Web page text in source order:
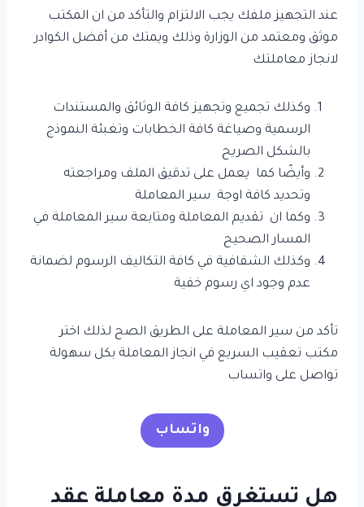
عند التجهيز ملفك يجب الالتزام والتأكد من ان المكتب
موثق ومعتمد من الوزارة وذلك ويمتك من أفضل الكوادر
لانجاز معاملتك
وكذلك تجميع وتجهيز كافة الوثائق والمستندات
الرسمية وصياغة كافة الخطابات وتغبئة النموذج
بالشكل الصريح
وأيضًا كما يعمل على تدقيق الملف ومراجعته
وتحديد كافة اوجة سير المعاملة
وكما ان تقديم المعاملة ومتابعة سير المعاملة في
المسار الصحيح
وكذلك الشفافية في كافة التكاليف الرسوم لضمانة
عدم وجود اي رسوم خفية
تأكد من سير المعاملة على الطريق الصح لذلك اختر
مكتب تعقيب السريع في انجاز المعاملة بكل سهولة
تواصل على واتساب
واتساب
هل تستغرق مدة معاملة عقد